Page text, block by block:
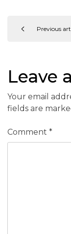
Previous
Leave
Your email
fields are
Comment *